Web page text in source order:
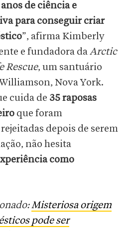
anos de ciência e
para conseguir criar
”, afirma Kimberly
e fundadora daArctic
Rescue, um santuário
Nova York.
cuida de 35 raposas
que foram
depois de serem
não hesita
como
Misteriosa origem
pode ser